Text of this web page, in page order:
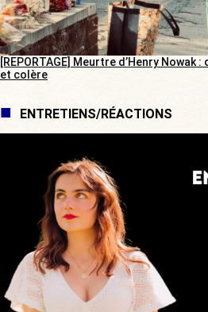
[REPORTAGE] Meurtre d’Henry
et colère
ENTRETIENS/RÉACTIONS